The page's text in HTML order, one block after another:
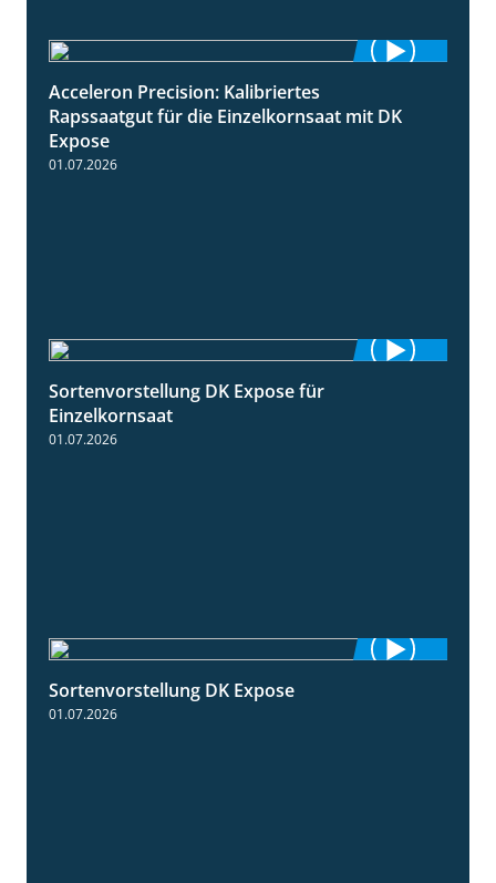
Acceleron Precision: Kalibriertes
Rapssaatgut für die Einzelkornsaat mit DK
Expose
01.07.2026
Sortenvorstellung DK Expose für
Einzelkornsaat
01.07.2026
Sortenvorstellung DK Expose
01.07.2026